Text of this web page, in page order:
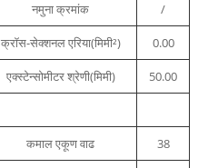
नमुना क्रमांक /
क्रॉस-सेक्शनल एरिया(मिमी²) 0.00
एक्स्टेन्सोमीटर श्रेणी(मिमी) 50.00
कमाल एकूण वाढ 38